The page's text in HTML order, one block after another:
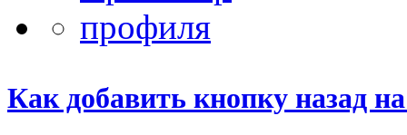
Как добавить кнопку назад